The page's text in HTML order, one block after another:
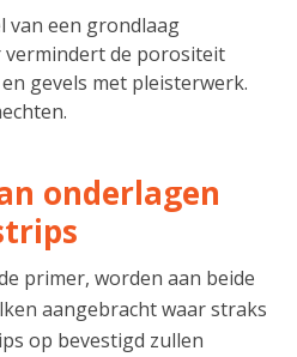
van een grondlaag
vermindert de porositeit
gevels met pleisterwerk.
onderlagen
primer, worden aan beide
aangebracht waar straks
op bevestigd zullen